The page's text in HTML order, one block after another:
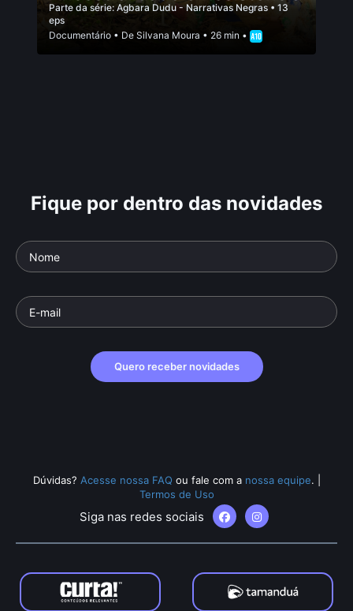
Parte da série: Agbara Dudu - Narrativas Negras • 13
eps
Documentário • De Silvana Moura • 26 min •
Fique por dentro das novidades
Quero receber novidades
Dúvidas? Acesse nossa FAQ ou fale com a nossa equipe.
Termos de Uso
Siga nas redes sociais